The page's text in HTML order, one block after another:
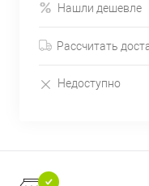
Нашли дешевле
Рассчитать
Недоступно